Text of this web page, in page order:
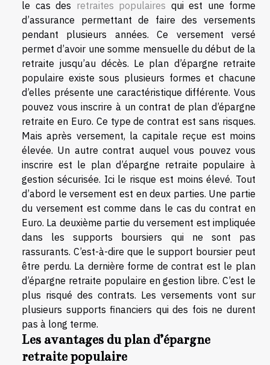
le cas des retraites populaires qui est une forme
d’assurance permettant de faire des versements
pendant plusieurs années. Ce versement versé
permet d’avoir une somme mensuelle du début de la
retraite jusqu’au décès. Le plan d’épargne retraite
populaire existe sous plusieurs formes et chacune
d’elles présente une caractéristique différente. Vous
pouvez vous inscrire à un contrat de plan d’épargne
retraite en Euro. Ce type de contrat est sans risques.
Mais après versement, la capitale reçue est moins
élevée. Un autre contrat auquel vous pouvez vous
inscrire est le plan d’épargne retraite populaire à
gestion sécurisée. Ici le risque est moins élevé. Tout
d’abord le versement est en deux parties. Une partie
du versement est comme dans le cas du contrat en
Euro. La deuxième partie du versement est impliquée
dans les supports boursiers qui ne sont pas
rassurants. C’est-à-dire que le support boursier peut
être perdu. La dernière forme de contrat est le plan
d’épargne retraite populaire en gestion libre. C’est le
plus risqué des contrats. Les versements vont sur
plusieurs supports financiers qui des fois ne durent
pas à long terme.
Les avantages du plan d’épargne
retraite populaire